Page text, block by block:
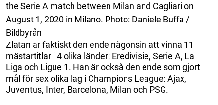
the Serie A match between Milan and Cagliari on
August 1, 2020 in Milano. Photo: Daniele Buffa /
Bildbyrån
Zlatan är faktiskt den ende någonsin att vinna 11
mästartitlar i 4 olika länder: Eredivisie, Serie A, La
Liga och Ligue 1. Han är också den ende som gjort
mål för sex olika lag i Champions League: Ajax,
Juventus, Inter, Barcelona, Milan och PSG.